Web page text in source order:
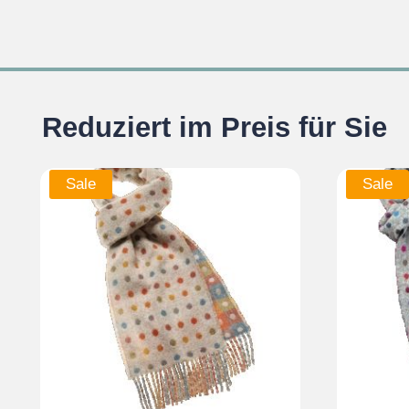
Reduziert im Preis für Sie
Sale Sale